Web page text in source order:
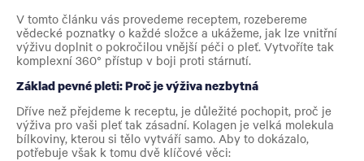
V tomto článku vás provedeme receptem, rozebereme
vědecké poznatky o každé složce a ukážeme, jak lze vnitřní
výživu doplnit o pokročilou vnější péči o pleť. Vytvoříte tak
komplexní 360° přístup v boji proti stárnutí.
Základ pevné pleti: Proč je výživa nezbytná
Dříve než přejdeme k receptu, je důležité pochopit, proč je
výživa pro vaši pleť tak zásadní. Kolagen je velká molekula
bílkoviny, kterou si tělo vytváří samo. Aby to dokázalo,
potřebuje však k tomu dvě klíčové věci: